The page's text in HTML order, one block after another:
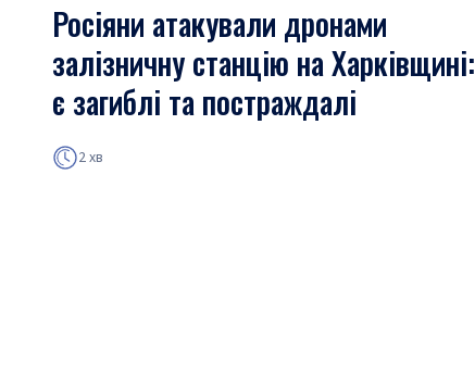
Росіяни атакували дронами
залізничну станцію на Харківщині:
є загиблі та постраждалі
2 хв